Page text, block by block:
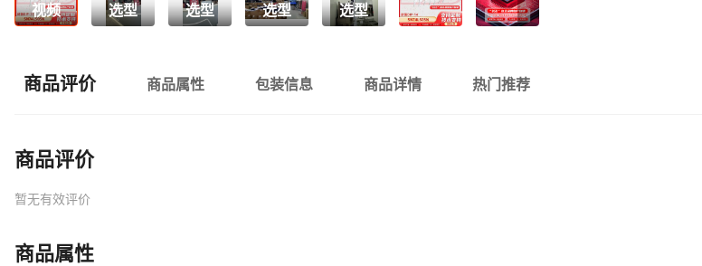
视频 选型 选型 选型 选型
商品评价 商品属性 包装信息 商品详情 热门推荐
商品评价
暂无有效评价
商品属性